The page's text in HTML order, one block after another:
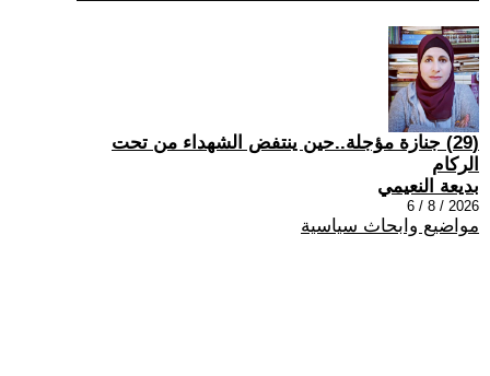
(29) جنازة مؤجلة..حين ينتفض الشهداء من تحت
الركام
بديعة النعيمي
2026 / 8 / 6
مواضيع وابحاث سياسية